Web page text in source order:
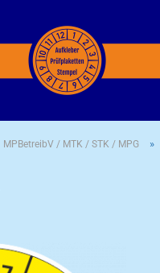
MPBetreibV / MTK / STK / MPG »